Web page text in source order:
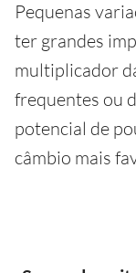
Pequenas
ter grandes
multiplicador
frequentes ou
potencial de
câmbio mais